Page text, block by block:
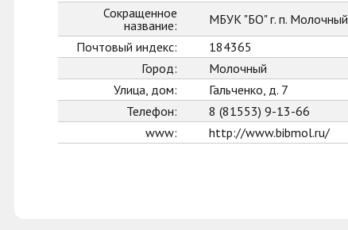
Сокращенное
название:
МБУК "БО" г. п. Молочный
Почтовый индекс:
184365
Город:
Молочный
Улица, дом:
Гальченко, д. 7
Телефон:
8 (81553) 9-13-66
www:
http://www.bibmol.ru/